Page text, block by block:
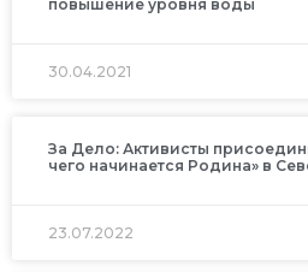
повышение уровня воды
30.04.2021
За Дело: Активисты
чего начинается Родина» в
23.07.2022